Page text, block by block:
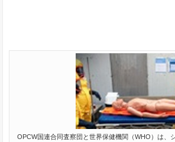
OPCW国連合同査察団と世界保健機関（WHO）は、